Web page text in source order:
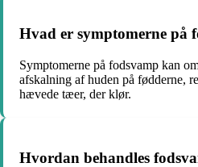
Hvad er symptomerne på
Symptomerne på fodsvamp kan
afskalning af huden på fødderne,
hævede tæer, der klør.
Hvordan behandles